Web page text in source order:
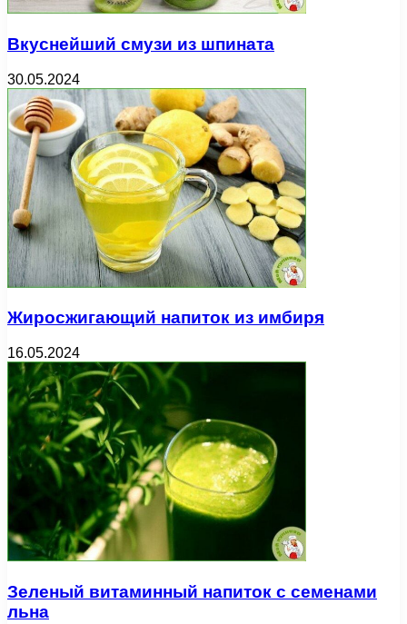
Вкуснейший смузи из шпината
30.05.2024
Жиросжигающий напиток из имбиря
16.05.2024
Зеленый витаминный напиток с семенами
льна